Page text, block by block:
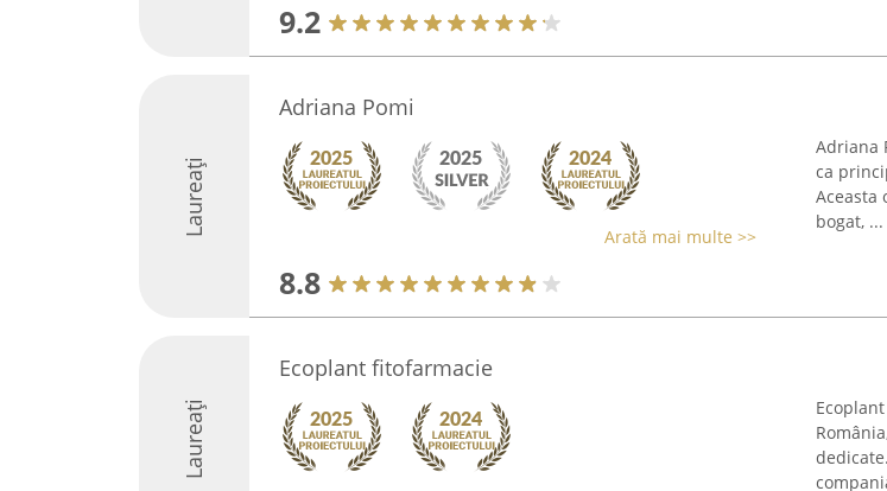
9.2
Laureați
Adriana Pomi
Arată mai multe >>
8.8
Adriana
ca
Aceasta
bogat, ...
Laureați
Ecoplant fitofarmacie